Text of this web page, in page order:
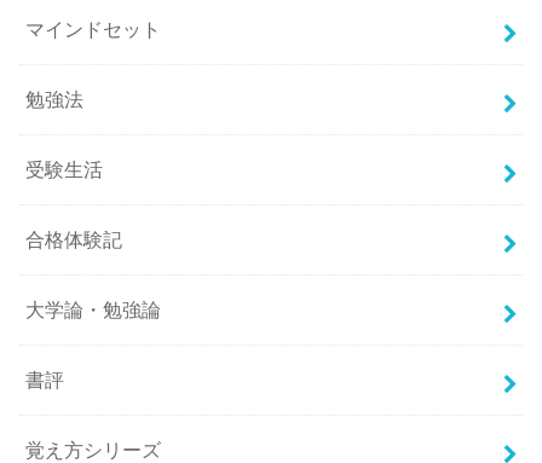
マインドセット
勉強法
受験生活
合格体験記
大学論・勉強論
書評
覚え方シリーズ